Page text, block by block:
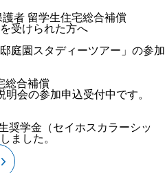
護者 留学生住宅総合補償
受けられた方へ
庭園スタディーツアー」の参加
総合補償
会の参加申込受付中です。
奨学金（セイホスカラーシッ
ました。